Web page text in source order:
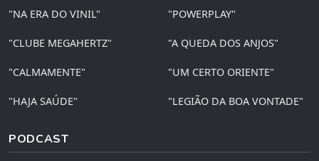
"NA ERA DO VINIL" "POWERPLAY"
"CLUBE MEGAHERTZ" "A QUEDA DOS ANJOS"
"CALMAMENTE" "UM CERTO ORIENTE"
"HAJA SAÚDE" "LEGIÃO DA BOA VONTADE"
PODCAST